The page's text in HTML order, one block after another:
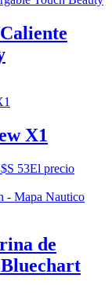
X1
53El precio
de